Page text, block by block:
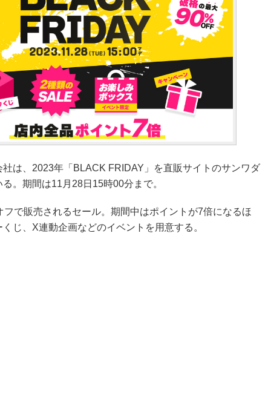
は、2023年「BLACK FRIDAY」を直販サイトのサンワダ
。期間は11月28日15時00分まで。
フで販売されるセール。期間中はポイントが7倍になるほ
じ、X連動企画などのイベントを用意する。